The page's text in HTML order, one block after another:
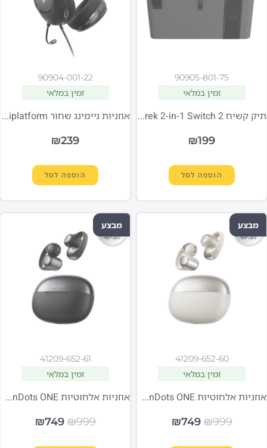
90905-801-75
זמין במלאי
תיק קשיח TB PlayTrek 2-in-1 Switch 2
₪199
הוספה לסל
90904-001-22
זמין במלאי
אוזניות גיימינג שחור CORSAIR HS35 v2 Multiplatform
₪239
הוספה לסל
מבצע
41209-652-60
זמין במלאי
אוזניות אלחוטיות Shokz OpenDots ONE אפור
₪999
₪749
מבצע
41209-652-61
זמין במלאי
אוזניות אלחוטיות Shokz OpenDots ONE שחור
₪999
₪749